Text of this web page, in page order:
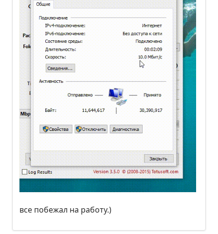
все побежал на работу.)